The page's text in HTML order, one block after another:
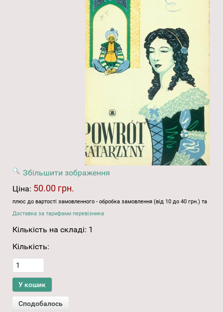
Збільшити зображення
Ціна: 50.00 грн.
плюс до вартості замовленного - обробка замовлення (від 10 до 40 грн.) та
Доставка за тарифами перевізника
Кількість на складі: 1
Кількість: